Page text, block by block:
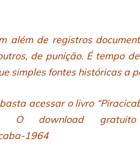
além de registros
de punição. É tempo
simples fontes históricas a
acessar o livro
gratuito
1964